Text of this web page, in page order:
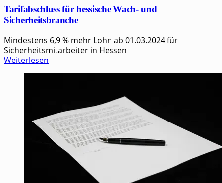
Tarifabschluss für hessische Wach- und
Sicherheitsbranche
Mindestens 6,9 % mehr Lohn ab 01.03.2024 für
Sicherheitsmitarbeiter in Hessen
Weiterlesen